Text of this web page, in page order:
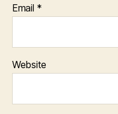
Email *
Website